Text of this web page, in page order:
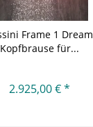
Frame 1 Dream
Kopfbrause für...
2.925,00 € *